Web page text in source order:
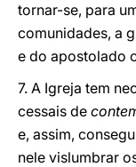
tornar-se, para
comunidades, a
e do apostolado
7. A Igreja tem
cessais de
e, assim,
nele vislumbrar